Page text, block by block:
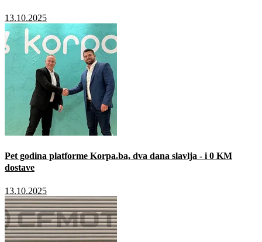
13.10.2025
Pet godina platforme Korpa.ba, dva dana slavlja - i 0 KM
dostave
13.10.2025